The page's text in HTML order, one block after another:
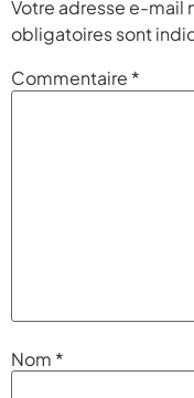
Votre adresse e-mail
obligatoires sont
Commentaire *
Nom *